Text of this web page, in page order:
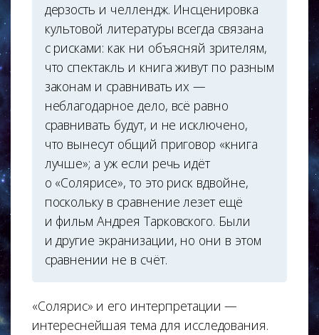
дерзость и челлендж. Инсценировка
культовой литературы всегда связана
с рисками: как ни объясняй зрителям,
что спектакль и книга живут по разным
законам и сравнивать их —
неблагодарное дело, всё равно
сравнивать будут, и не исключено,
что вынесут общий приговор «книга
лучше»; а уж если речь идёт
о «Солярисе», то это риск вдвойне,
поскольку в сравнение лезет ещё
и фильм Андрея Тарковского. Были
и другие экранизации, но они в этом
сравнении не в счёт.
«Солярис» и его интерпретации —
интереснейшая тема для исследования.